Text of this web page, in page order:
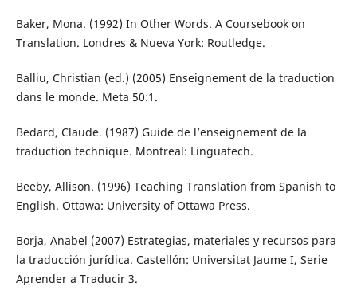
Baker, Mona. (1992) In Other Words. A Coursebook on
Translation. Londres & Nueva York: Routledge.
Balliu, Christian (ed.) (2005) Enseignement de la traduction
dans le monde. Meta 50:1.
Bedard, Claude. (1987) Guide de l’enseignement de la
traduction technique. Montreal: Linguatech.
Beeby, Allison. (1996) Teaching Translation from Spanish to
English. Ottawa: University of Ottawa Press.
Borja, Anabel (2007) Estrategias, materiales y recursos para
la traducción jurídica. Castellón: Universitat Jaume I, Serie
Aprender a Traducir 3.